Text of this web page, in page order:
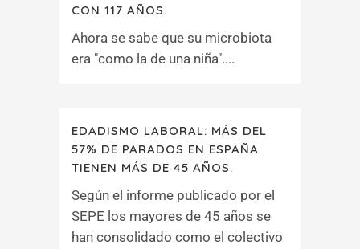
CON 117 AÑOS.
Ahora se sabe que su microbiota
era "como la de una niña"....
EDADISMO LABORAL: MÁS DEL
57% DE PARADOS EN ESPAÑA
TIENEN MÁS DE 45 AÑOS.
Según el informe publicado por el
SEPE los mayores de 45 años se
han consolidado como el colectivo